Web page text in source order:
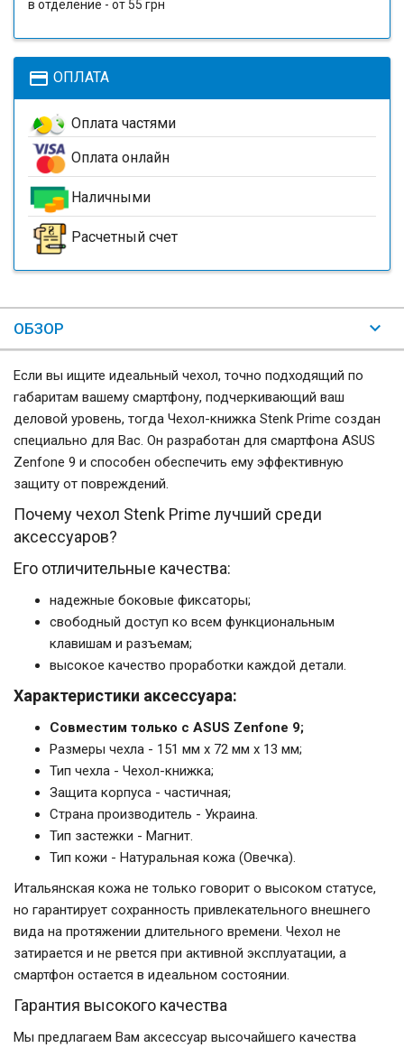
в отделение - от 55 грн
payment ОПЛАТА
Оплата частями
Оплата онлайн
Наличными
Расчетный счет
ОБЗОР
Если вы ищите идеальный чехол, точно подходящий по
габаритам вашему смартфону, подчеркивающий ваш
деловой уровень, тогда Чехол-книжка Stenk Prime создан
специально для Вас. Он разработан для смартфона ASUS
Zenfone 9 и способен обеспечить ему эффективную
защиту от повреждений.
Почему чехол Stenk Prime лучший среди
аксессуаров?
Его отличительные качества:
надежные боковые фиксаторы;
свободный доступ ко всем функциональным
клавишам и разъемам;
высокое качество проработки каждой детали.
Характеристики аксессуара:
Совместим только с ASUS Zenfone 9;
Размеры чехла - 151 мм x 72 мм x 13 мм;
Тип чехла - Чехол-книжка;
Защита корпуса - частичная;
Страна производитель - Украина.
Тип застежки - Магнит.
Тип кожи - Натуральная кожа (Овечка).
Итальянская кожа не только говорит о высоком статусе,
но гарантирует сохранность привлекательного внешнего
вида на протяжении длительного времени. Чехол не
затирается и не рвется при активной эксплуатации, а
смартфон остается в идеальном состоянии.
Гарантия высокого качества
Мы предлагаем Вам аксессуар высочайшего качества